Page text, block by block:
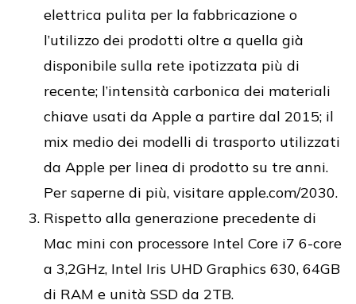
elettrica pulita per la fabbricazione o
l’utilizzo dei prodotti oltre a quella già
disponibile sulla rete ipotizzata più di
recente; l’intensità carbonica dei materiali
chiave usati da Apple a partire dal 2015; il
mix medio dei modelli di trasporto utilizzati
da Apple per linea di prodotto su tre anni.
Per saperne di più, visitare apple.com/2030.
Rispetto alla generazione precedente di
Mac mini con processore Intel Core i7 6-core
a 3,2GHz, Intel Iris UHD Graphics 630, 64GB
di RAM e unità SSD da 2TB.